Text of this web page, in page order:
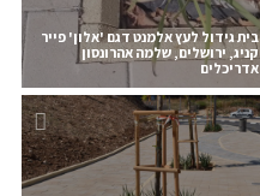
בית גידול לעץ אלמנט דגם 'אלון' פייר
קניג, ירושלים, שלמה אהרונסון
אדריכלים